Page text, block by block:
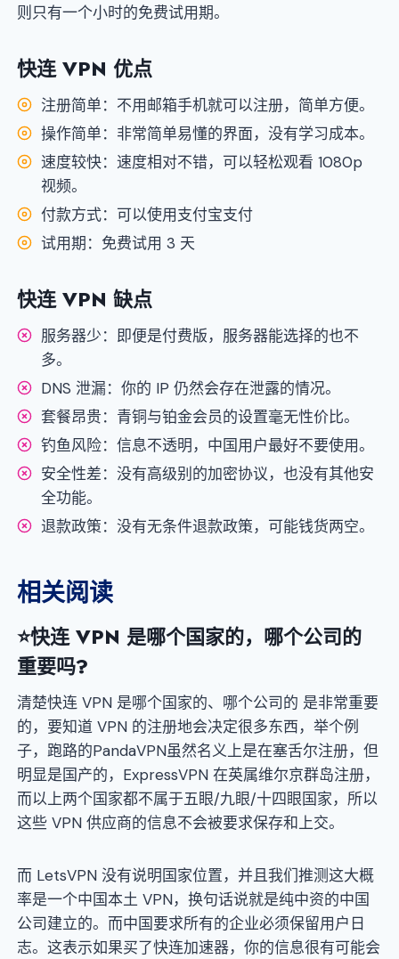
则只有一个小时的免费试用期。
快连 VPN 优点
注册简单：不用邮箱手机就可以注册，简单方便。
操作简单：非常简单易懂的界面，没有学习成本。
速度较快：速度相对不错，可以轻松观看 1080p
视频。
付款方式：可以使用支付宝支付
试用期：免费试用 3 天
快连 VPN 缺点
服务器少：即便是付费版，服务器能选择的也不
多。
DNS 泄漏：你的 IP 仍然会存在泄露的情况。
套餐昂贵：青铜与铂金会员的设置毫无性价比。
钓鱼风险：信息不透明，中国用户最好不要使用。
安全性差：没有高级别的加密协议，也没有其他安
全功能。
退款政策：没有无条件退款政策，可能钱货两空。
相关阅读
⭐快连 VPN 是哪个国家的，哪个公司的
重要吗?
清楚快连 VPN 是哪个国家的、哪个公司的 是非常重要
的，要知道 VPN 的注册地会决定很多东西，举个例
子，跑路的PandaVPN虽然名义上是在塞舌尔注册，但
明显是国产的，ExpressVPN 在英属维尔京群岛注册，
而以上两个国家都不属于五眼/九眼/十四眼国家，所以
这些 VPN 供应商的信息不会被要求保存和上交。
而 LetsVPN 没有说明国家位置，并且我们推测这大概
率是一个中国本土 VPN，换句话说就是纯中资的中国
公司建立的。而中国要求所有的企业必须保留用户日
志。这表示如果买了快连加速器，你的信息很有可能会